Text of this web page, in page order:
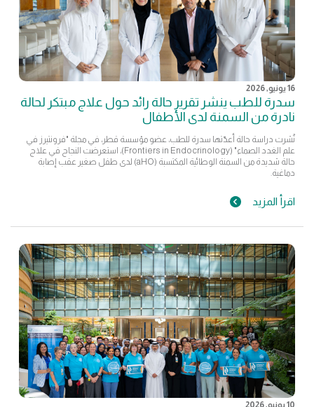
16 يونيو, 2026
سدرة للطب ينشر تقرير حالة رائد حول علاج مبتكر لحالة
نادرة من السمنة لدى الأطفال
نُشرت دراسة حالة أعدّتها سدرة للطب، عضو مؤسسة قطر، في مجلة "فرونتيرز في
علم الغدد الصماء" (Frontiers in Endocrinology)، استعرضت النجاح في علاج
حالة شديدة من السمنة الوطائية المكتسبة (aHO) لدى طفل صغير عقب إصابة
دماغية.
اقرأ المزيد
10 يونيو, 2026